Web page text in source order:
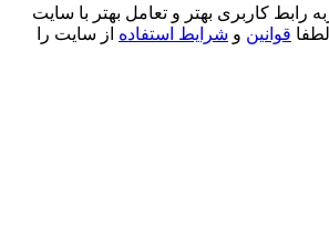
رابط کاربری بهتر و تعامل بهتر با سایت
قوانین و شرایط استفاده از سایت را